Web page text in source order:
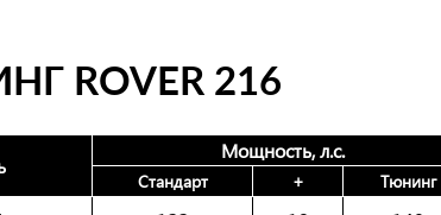
ROVER 216
Мощность, л.с.
Стандарт + Тюнинг